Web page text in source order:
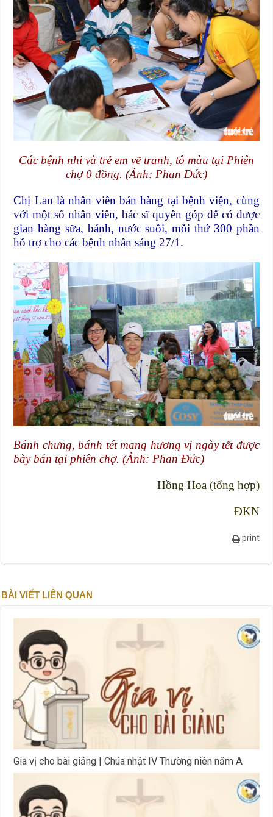
Các bệnh nhi và trẻ em vẽ tranh, tô màu tại Phiên
chợ 0 đồng. (Ảnh: Phan Đức)
Chị Lan là nhân viên bán hàng tại bệnh viện, cùng
với một số nhân viên, bác sĩ quyên góp để có được
gian hàng sữa, bánh, nước suối, mỗi thứ 300 phần
hỗ trợ cho các bệnh nhân sáng 27/1.
Bánh chưng, bánh tét mang hương vị ngày tết được
bày bán tại phiên chợ. (Ảnh: Phan Đức)
Hồng Hoa (tổng hợp)
ĐKN
print
BÀI VIẾT LIÊN QUAN
Gia vị cho bài giảng | Chúa nhật IV Thường niên năm A